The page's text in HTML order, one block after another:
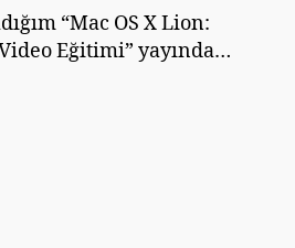
ü
ş
Rehberi
Video
“Mac OS X Lion:
Eğitimi” yayında…